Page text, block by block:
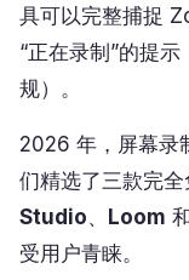
具可以完整捕捉
“正在录制”的提
规）。
2026 年，屏幕录
们精选了三款完
Studio、 Loom
受用户青睐。